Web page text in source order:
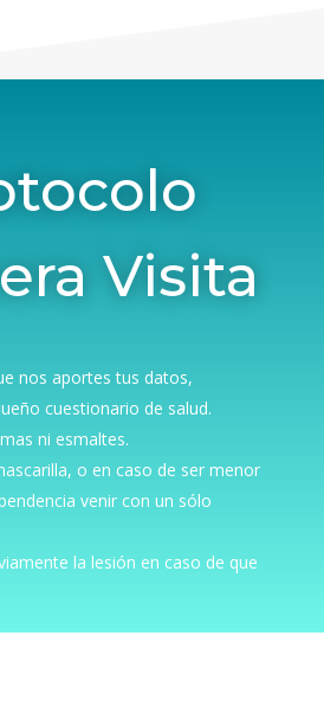
Visita
nos aportes tus datos,
cuestionario de salud.
ni esmaltes.
o en caso de ser menor
venir con un sólo
la lesión en caso de que